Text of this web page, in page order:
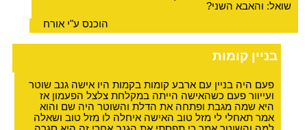
שואל: והאבא השני?
הוכנס ע"י אורח
בניין קומות
פעם היה בניין עם ארבע קומות בקמות היו אישה גנב שוטר
ועייוור פעם כשהאישה הייתה במקלחת צלצל הפעמון אז
היא שמה מגבת ופתחה את הדלת והשוטר היה שם והוא
אמר תאחלי לי מזל טוב האישה איחלה לו מזל טוב ושאלה